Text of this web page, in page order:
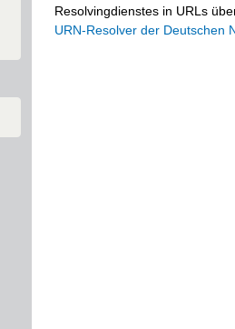
Resolvingdienstes in URLs
URN-Resolver der Deutschen